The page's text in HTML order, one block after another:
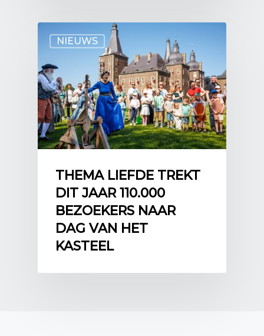
NIEUWS
THEMA LIEFDE TREKT
DIT JAAR 110.000
BEZOEKERS NAAR
DAG VAN HET
KASTEEL